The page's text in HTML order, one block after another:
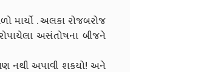
. અલકા રોજબરોજ
અસંતોષના બીજને
નથી અપાવી શકયો! અને